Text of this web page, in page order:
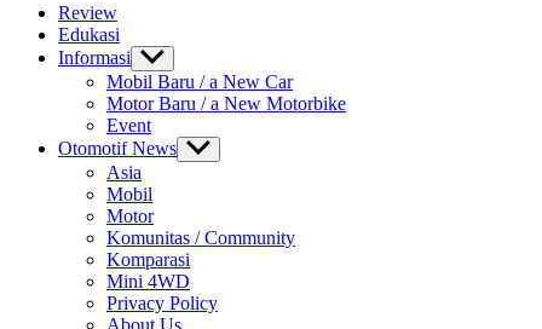
Review
Edukasi
Informasi Show
sub
menu
Mobil Baru / a New Car
Motor Baru / a New Motorbike
Event
Otomotif News Show
sub
Asia
Mobil
Motor
Komunitas / Community
Komparasi
Mini 4WD
Privacy Policy
About Us